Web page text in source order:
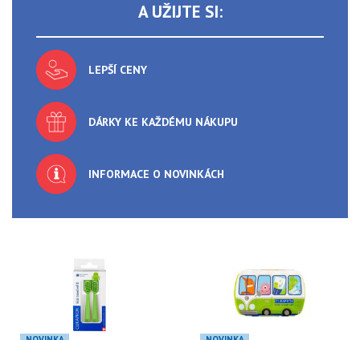
A UŽIJTE SI:
LEPŠÍ CENY
DÁRKY KE KAŽDÉMU NÁKUPU
INFORMACE O NOVINKÁCH